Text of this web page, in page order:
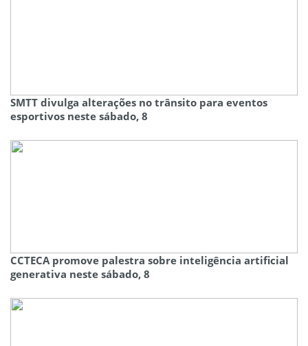
SMTT divulga alterações no trânsito para eventos
esportivos neste sábado, 8
CCTECA promove palestra sobre inteligência artificial
generativa neste sábado, 8